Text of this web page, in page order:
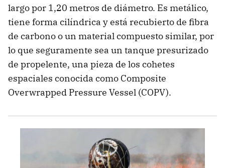
largo por 1,20 metros de diámetro. Es metálico,
tiene forma cilíndrica y está recubierto de fibra
de carbono o un material compuesto similar, por
lo que seguramente sea un tanque presurizado
de propelente, una pieza de los cohetes
espaciales conocida como Composite
Overwrapped Pressure Vessel (COPV).